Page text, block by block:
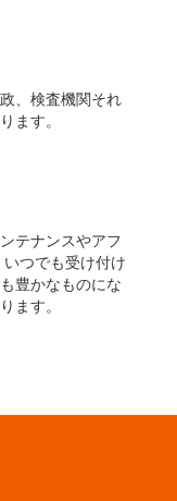
、検査機関それ
ます。
テナンスやアフ
つでも受け付け
豊かなものにな
ます。